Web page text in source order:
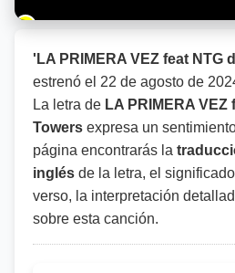
Barra de progreso de la
'LA PRIMERA VEZ feat NTG
estrenó el 22 de agosto de
La letra de LA PRIMERA VEZ
Towers expresa un
página encontrarás la
inglés de la letra, el
verso, la interpretación
sobre esta canción.